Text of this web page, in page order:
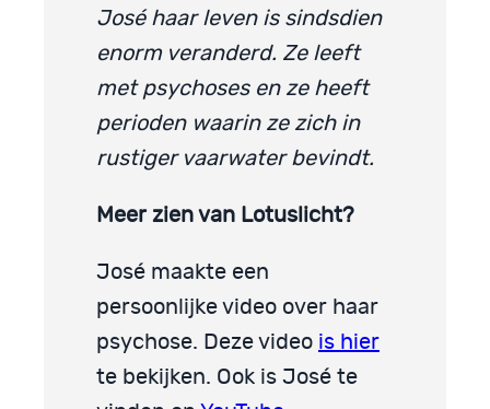
José haar leven is sindsdien
enorm veranderd. Ze leeft
met psychoses en ze heeft
perioden waarin ze zich in
rustiger vaarwater bevindt.
Meer zien van Lotuslicht?
José maakte een
persoonlijke video over haar
psychose. Deze video is hier
te bekijken. Ook is José te